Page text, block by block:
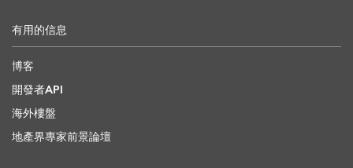
有用的信息
博客
開發者API
海外樓盤
地產界專家前景論壇